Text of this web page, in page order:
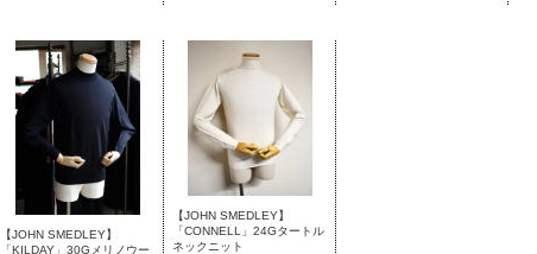
【JOHN SMEDLEY】
「KILDAY」30Gメリノウー
【JOHN SMEDLEY】
「CONNELL」24Gタートル
ネックニット